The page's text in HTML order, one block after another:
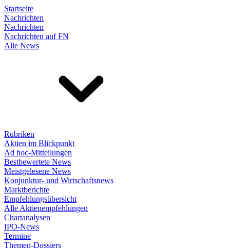
Startseite
Nachrichten
Nachrichten
Nachrichten auf FN
Alle News
Rubriken
Aktien im Blickpunkt
Ad hoc-Mitteilungen
Bestbewertete News
Meistgelesene News
Konjunktur- und Wirtschaftsnews
Marktberichte
Empfehlungsübersicht
Alle Aktienempfehlungen
Chartanalysen
IPO-News
Termine
Themen-Dossiers